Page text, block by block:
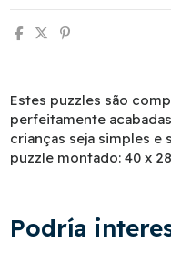
Estes puzzles são
perfeitamente
crianças seja simples e
puzzle montado: 40 x
Podría